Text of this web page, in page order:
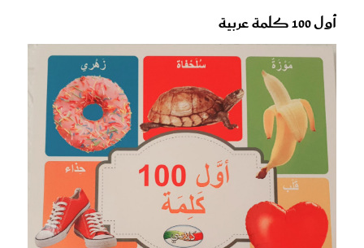
أول 100 كلمة عربية